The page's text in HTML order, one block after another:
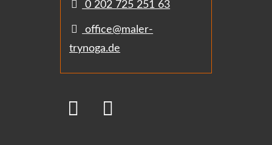
0 202 725 251 63
office@maler-
trynoga.de